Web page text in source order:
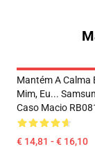
Mantém A Calma
Mim, Eu...
Caso Macio
€ 14,81 - € 16,10